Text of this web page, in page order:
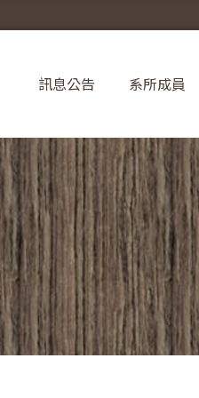
訊息公告 系所成員